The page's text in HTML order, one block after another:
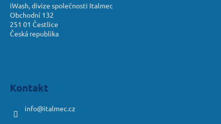
iWash, divize společnosti Italmec
Obchodní 132
251 01 Čestlice
Česká republika
Kontakt
info@italmec.cz